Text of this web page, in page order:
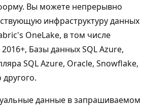
Вы можете непрерывно
инфраструктуру данных
OneLake, в том числе
Базы данных SQL Azure,
SQL Azure, Oracle, Snowflake,
данные в запрашиваемом